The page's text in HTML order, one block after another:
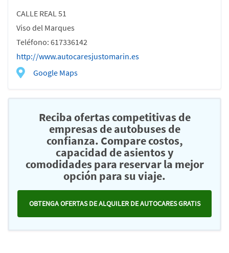
CALLE REAL 51
Viso del Marques
Teléfono: 617336142
http://www.autocaresjustomarin.es
Google Maps
Reciba ofertas competitivas de
empresas de autobuses de
confianza. Compare costos,
capacidad de asientos y
comodidades para reservar la mejor
opción para su viaje.
OBTENGA OFERTAS DE ALQUILER DE AUTOCARES GRATIS